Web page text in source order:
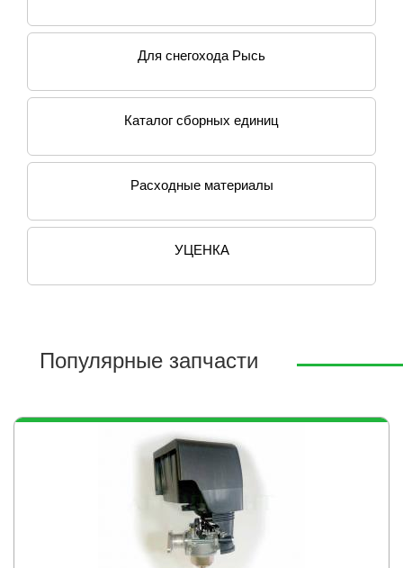
Для снегохода Рысь
Каталог сборных единиц
Расходные материалы
УЦЕНКА
Популярные запчасти